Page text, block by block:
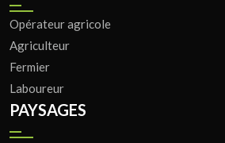
Opérateur agricole
Agriculteur
Fermier
Laboureur
PAYSAGES